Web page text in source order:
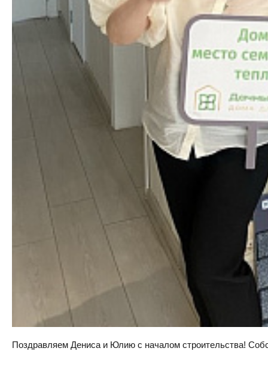
Поздравляем Дениса и Юлию с началом строительства!